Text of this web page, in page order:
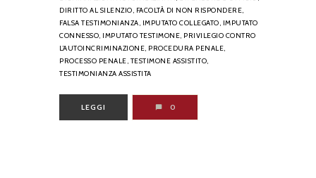
DIRITTO AL SILENZIO, FACOLTÀ DI NON RISPONDERE,
FALSA TESTIMONIANZA, IMPUTATO COLLEGATO, IMPUTATO
CONNESSO, IMPUTATO TESTIMONE, PRIVILEGIO CONTRO
L’AUTOINCRIMINAZIONE, PROCEDURA PENALE,
PROCESSO PENALE, TESTIMONE ASSISTITO,
TESTIMONIANZA ASSISTITA
LEGGI 0